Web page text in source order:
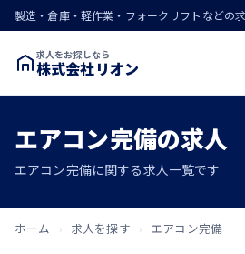
求人をお探しなら
株式会社リオン
エアコン完備の求人
エアコン完備に関する求人一覧です
ホーム › 求人を探す › エアコン完備